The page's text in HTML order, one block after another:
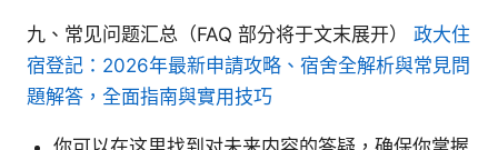
九、常见问题汇总（FAQ 部分将于文末展开） 政大住
宿登記：2026年最新申請攻略、宿舍全解析與常見問
題解答，全面指南與實用技巧